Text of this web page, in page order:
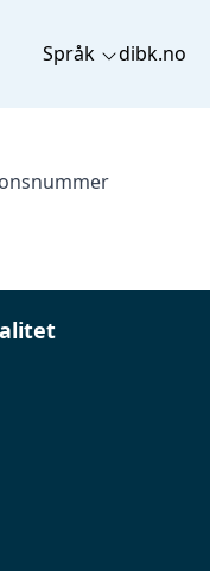
Språk dibk.no